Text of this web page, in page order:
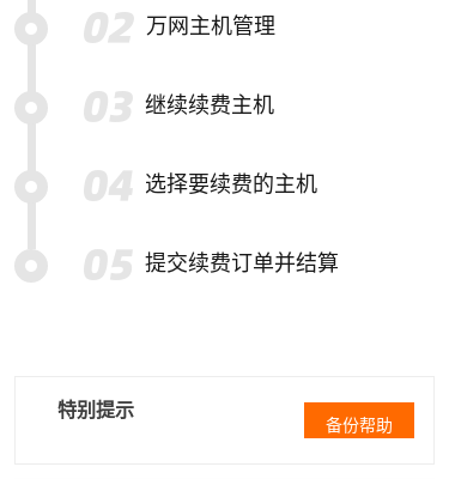
万网主机管理
继续续费主机
选择要续费的主机
提交续费订单并结算
特别提示
备份帮助